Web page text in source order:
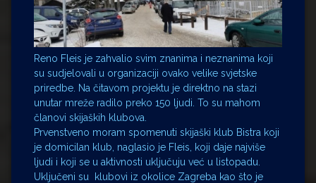
Reno Fleis je zahvalio svim znanima i neznanima koji
su sudjelovali u organizaciji ovako velike svjetske
priredbe. Na čitavom projektu je direktno na stazi
unutar mreže radilo preko 150 ljudi. To su mahom
članovi skijaških klubova.
Prvenstveno moram spomenuti skijaški klub Bistra koji
je domicilan klub, naglasio je Fleis, koji daje najviše
ljudi i koji se u aktivnosti uključuju već u listopadu.
Uključeni su klubovi iz okolice Zagreba kao što je